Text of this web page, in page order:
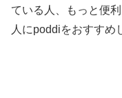
ている人、もっと便
人にpoddiをおすすめ